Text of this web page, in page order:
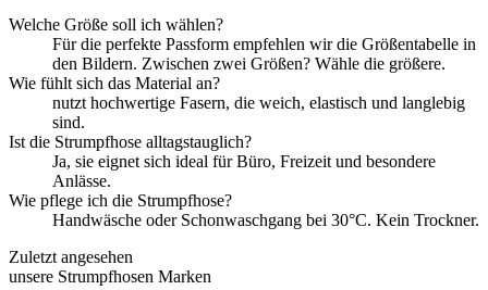
Welche Größe soll ich wählen?
Für die perfekte Passform empfehlen wir die Größentabelle in
den Bildern. Zwischen zwei Größen? Wähle die größere.
Wie fühlt sich das Material an?
nutzt hochwertige Fasern, die weich, elastisch und langlebig
sind.
Ist die Strumpfhose alltagstauglich?
Ja, sie eignet sich ideal für Büro, Freizeit und besondere
Anlässe.
Wie pflege ich die Strumpfhose?
Handwäsche oder Schonwaschgang bei 30°C. Kein Trockner.
Zuletzt angesehen
unsere Strumpfhosen Marken